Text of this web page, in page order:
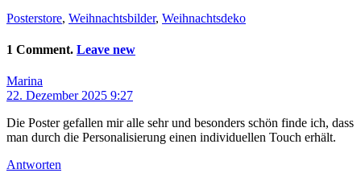
Posterstore, Weihnachtsbilder, Weihnachtsdeko
1 Comment. Leave new
Marina
22. Dezember 2025 9:27
Die Poster gefallen mir alle sehr und besonders schön finde ich, dass
man durch die Personalisierung einen individuellen Touch erhält.
Antworten